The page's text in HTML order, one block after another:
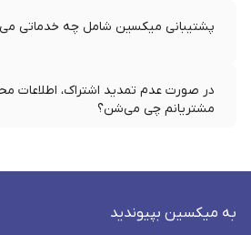
پشتیبانی میکسین شامل چه خدماتی
در صورت عدم تمدید اشتراک، اطلاعات
مشتریانم چی می‌شن؟
به میکسین بپیوندید